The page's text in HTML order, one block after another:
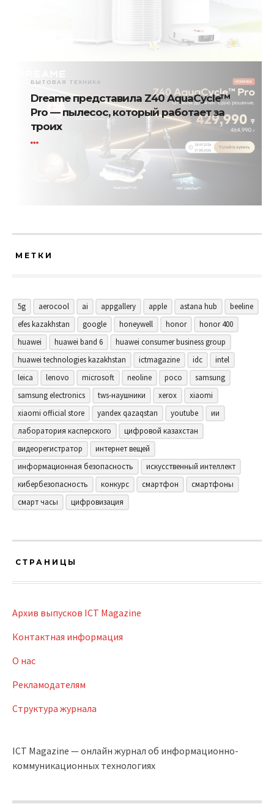
БЫТОВАЯ ТЕХНИКА
Dreame представила Z40 AquaCycle™
Pro — пылесос, который работает за
троих
МЕТКИ
5g aerocool ai appgallery apple astana hub
beeline
efes kazakhstan
google honeywell honor
honor 400
huawei
huawei band 6
huawei consumer business group
huawei technologies kazakhstan
ictmagazine idc
intel
leica
lenovo microsoft neoline poco
samsung
samsung electronics
tws-наушники xerox
xiaomi
xiaomi official store
yandex qazaqstan youtube
ии
лаборатория касперского
цифровой казахстан
видеорегистратор
интернет вещей
информационная безопасность
искусственный интеллект
кибербезопасность
конкурс смартфон
смартфоны
смарт часы
цифровизация
СТРАНИЦЫ
Архив выпусков ICT Magazine
Контактная информация
О нас
Рекламодателям
Структура журнала
ICT Magazine — онлайн журнал об информационно-
коммуникационных технологиях